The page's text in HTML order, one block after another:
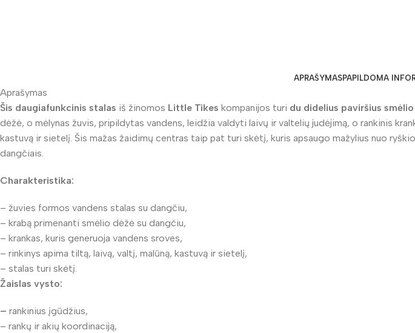
APRAŠYMASPAPILDOMA
Aprašymas
Šis daugiafunkcinis stalas iš žinomos Little Tikes kompanijos turi du didelius paviršius
dėžė, o mėlynas žuvis, pripildytas vandens, leidžia valdyti laivų ir valtelių judėjimą, o rankinis
kastuvą ir sietelį. Šis mažas žaidimų centras taip pat turi skėtį, kuris apsaugo mažylius nuo
dangčiais.
Charakteristika:
– žuvies formos vandens stalas su dangčiu,
– krabą primenanti smėlio dėžė su dangčiu,
– krankas, kuris generuoja vandens sroves,
– rinkinys apima tiltą, laivą, valtį, malūną, kastuvą ir sietelį,
– stalas turi skėtį.
Žaislas vysto:
– rankinius įgūdžius,
– rankų ir akių koordinaciją,